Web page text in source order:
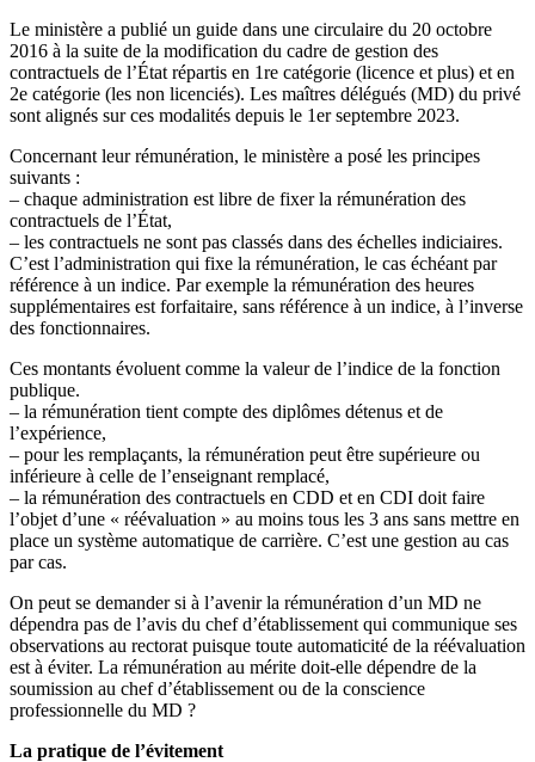
Le ministère a publié un guide dans une circulaire du 20 octobre
2016 à la suite de la modification du cadre de gestion des
contractuels de l’État répartis en 1re catégorie (licence et plus) et en
2e catégorie (les non licenciés). Les maîtres délégués (MD) du privé
sont alignés sur ces modalités depuis le 1er septembre 2023.
Concernant leur rémunération, le ministère a posé les principes
suivants :
– chaque administration est libre de fixer la rémunération des
contractuels de l’État,
– les contractuels ne sont pas classés dans des échelles indiciaires.
C’est l’administration qui fixe la rémunération, le cas échéant par
référence à un indice. Par exemple la rémunération des heures
supplémentaires est forfaitaire, sans référence à un indice, à l’inverse
des fonctionnaires.
Ces montants évoluent comme la valeur de l’indice de la fonction
publique.
– la rémunération tient compte des diplômes détenus et de
l’expérience,
– pour les remplaçants, la rémunération peut être supérieure ou
inférieure à celle de l’enseignant remplacé,
– la rémunération des contractuels en CDD et en CDI doit faire
l’objet d’une « réévaluation » au moins tous les 3 ans sans mettre en
place un système automatique de carrière. C’est une gestion au cas
par cas.
On peut se demander si à l’avenir la rémunération d’un MD ne
dépendra pas de l’avis du chef d’établissement qui communique ses
observations au rectorat puisque toute automaticité de la réévaluation
est à éviter. La rémunération au mérite doit-elle dépendre de la
soumission au chef d’établissement ou de la conscience
professionnelle du MD ?
La pratique de l’évitement